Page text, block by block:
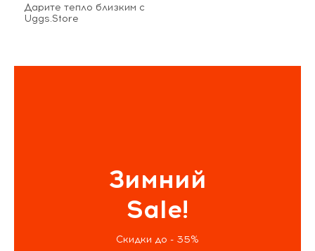
Дарите тепло близким с
Uggs.Store
Зимний
Sale!
Скидки до - 35%